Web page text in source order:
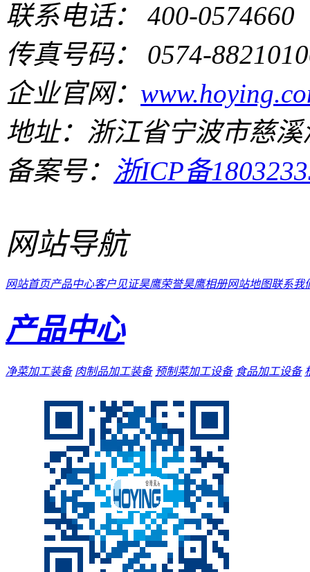
联系电话： 400-0574660
传真号码： 0574-
企业官网：
地址：浙江省宁波市慈
备案号： 浙ICP备
网站导航
网站首页产品中心客户见证昊鹰荣誉昊鹰相册网站地图联系我
产品中心
净菜加工装备 肉制品加工装备 预制菜加工设备 食品加工设备